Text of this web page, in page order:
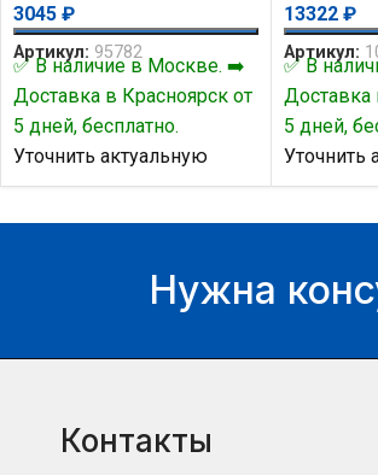
3045 ₽
Артикул: 95782
✅ В наличие в Москве. ➡️
Доставка в Красноярск от
5 дней, бесплатно.
Уточнить актуальную
цену и наличие товара Вы
13322 ₽
Артикул:
✅ В
Доставка
5 дней,
Уточнить
цену и
Нужна
Контакты